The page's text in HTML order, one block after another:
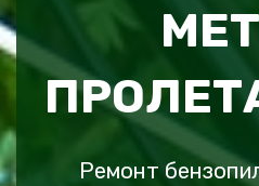
Ремонт